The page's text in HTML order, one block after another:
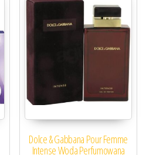
Dolce & Gabbana Pour Femme
Intense Woda Perfumowana